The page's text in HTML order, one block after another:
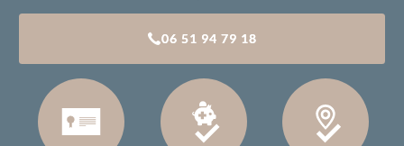
06 51 94 79 18